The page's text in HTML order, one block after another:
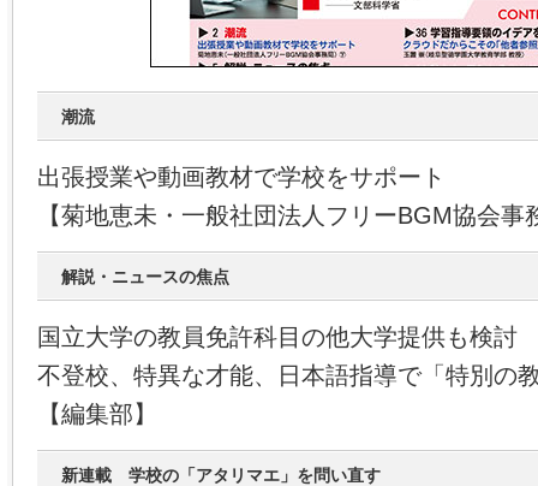
潮流
出張授業や動画教材で学校をサポート
【菊地恵未・一般社団法人フリーBGM協会事
解説・ニュースの焦点
国立大学の教員免許科目の他大学提供も検討
不登校、特異な才能、日本語指導で「特別の
【編集部】
新連載 学校の「アタリマエ」を問い直す